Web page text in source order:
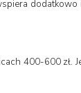
400-600 zł.